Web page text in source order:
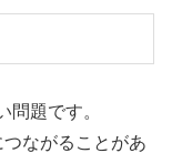
題です。
ながることがあ